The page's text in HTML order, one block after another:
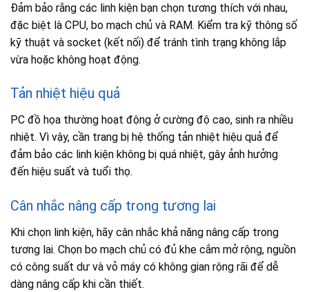
Đảm bảo rằng các linh kiện bạn chọn tương thích với nhau,
đặc biệt là CPU, bo mạch chủ và RAM. Kiểm tra kỹ thông số
kỹ thuật và socket (kết nối) để tránh tình trạng không lắp
vừa hoặc không hoạt động.
Tản nhiệt hiệu quả
PC đồ họa thường hoạt động ở cường độ cao, sinh ra nhiều
nhiệt. Vì vậy, cần trang bị hệ thống tản nhiệt hiệu quả để
đảm bảo các linh kiện không bị quá nhiệt, gây ảnh hưởng
đến hiệu suất và tuổi thọ.
Cân nhắc nâng cấp trong tương lai
Khi chọn linh kiện, hãy cân nhắc khả năng nâng cấp trong
tương lai. Chọn bo mạch chủ có đủ khe cắm mở rộng, nguồn
có công suất dư và vỏ máy có không gian rộng rãi để dễ
dàng nâng cấp khi cần thiết.